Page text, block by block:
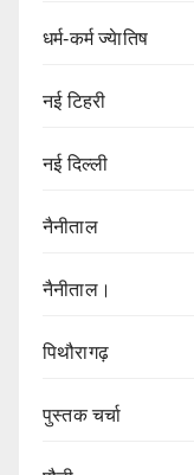
धर्म-कर्म ज्येातिष
नई टिहरी
नई दिल्ली
नैनीताल
नैनीताल।
पिथौरागढ़
पुस्तक चर्चा